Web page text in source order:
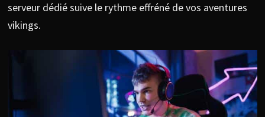
serveur dédié suive le rythme effréné de vos aventures
vikings.